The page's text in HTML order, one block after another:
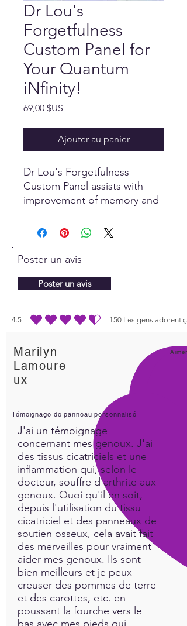
Dr Lou's
Forgetfulness
Custom Panel for
Your Quantum
iNfinity!
69,00 $US
Ajouter au panier
Dr Lou's Forgetfulness
Custom Panel assists with
improvement of memory and
Poster un avis
Poster un avis
4.5 150 Les gens adorent ça
la note moyenne est 4.5 sur 5, d'après 150 votes, Les
Marilyn
Lamoure
ux
Aimer!
Témoignage de panneau personnalisé
J'ai un témoignage
concernant mes genoux. J'ai
des tissus cicatriciels et une
inflammation qui, selon le
docteur, souffre d'arthrite aux
genoux. Quoi qu'il en soit,
depuis l'utilisation du tissu
cicatriciel et des panneaux de
soutien osseux, cela avait fait
des merveilles pour vraiment
aider mes genoux. Ils sont
bien meilleurs et je peux
creuser des pommes de terre
et des carottes, etc. en
poussant la fourche vers le